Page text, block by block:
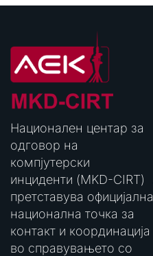
Национален центар за
одговор на
компјутерски
инциденти (MKD-CIRT)
претставува официјална
национална точка за
контакт и координација
во справувањето со